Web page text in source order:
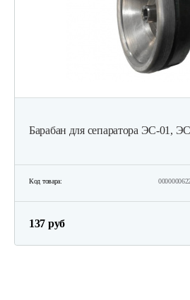
Барабан для сепаратора ЭС-01,
Код товара:
137 руб